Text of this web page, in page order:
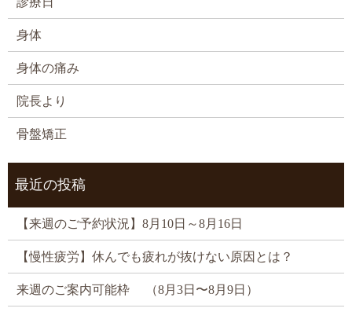
身体
身体の痛み
院長より
骨盤矯正
最近の投稿
【来週のご予約状況】8月10日～8月16日
【慢性疲労】休んでも疲れが抜けない原因とは？
来週のご案内可能枠 （8月3日〜8月9日）